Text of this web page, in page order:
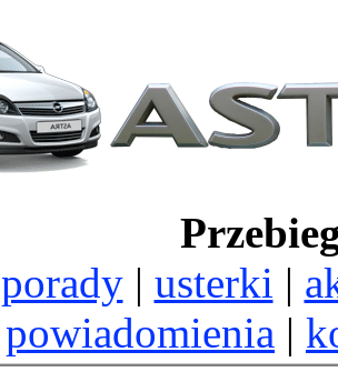
porady| usterki |
powiadomienia |